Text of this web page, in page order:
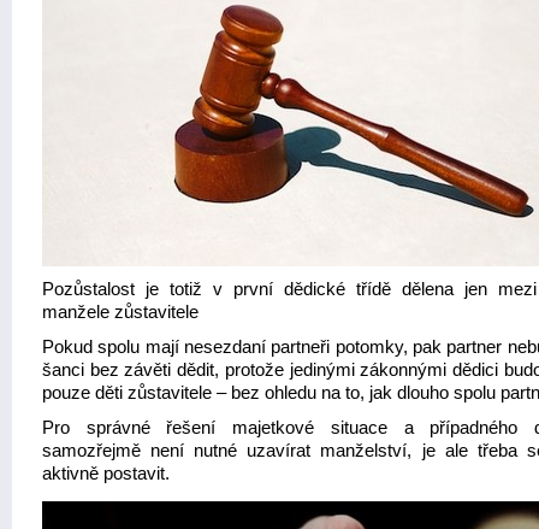
Pozůstalost je totiž v první dědické třídě dělena jen
manžele zůstavitele
Pokud spolu mají nesezdaní partneři potomky, pak partner
šanci bez závěti dědit, protože jedinými zákonnými dědici
pouze děti zůstavitele – bez ohledu na to, jak dlouho spolu
Pro správné řešení majetkové situace a případného
samozřejmě není nutné uzavírat manželství, je ale třeba
aktivně postavit.